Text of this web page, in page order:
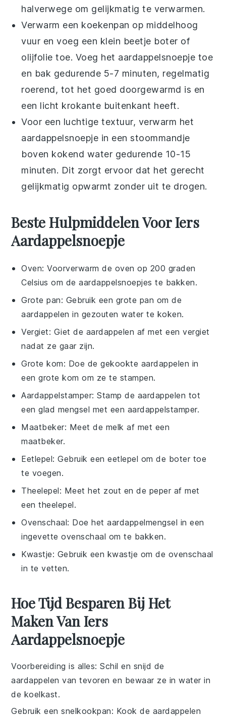
halverwege om gelijkmatig te verwarmen.
Verwarm een koekenpan op middelhoog
vuur en voeg een klein beetje boter of
olijfolie toe. Voeg het aardappelsnoepje toe
en bak gedurende 5-7 minuten, regelmatig
roerend, tot het goed doorgewarmd is en
een licht krokante buitenkant heeft.
Voor een luchtige textuur, verwarm het
aardappelsnoepje in een stoommandje
boven kokend water gedurende 10-15
minuten. Dit zorgt ervoor dat het gerecht
gelijkmatig opwarmt zonder uit te drogen.
Beste Hulpmiddelen Voor Iers
Aardappelsnoepje
Oven: Voorverwarm de oven op 200 graden
Celsius om de aardappelsnoepjes te bakken.
Grote pan: Gebruik een grote pan om de
aardappelen in gezouten water te koken.
Vergiet: Giet de aardappelen af met een vergiet
nadat ze gaar zijn.
Grote kom: Doe de gekookte aardappelen in
een grote kom om ze te stampen.
Aardappelstamper: Stamp de aardappelen tot
een glad mengsel met een aardappelstamper.
Maatbeker: Meet de melk af met een
maatbeker.
Eetlepel: Gebruik een eetlepel om de boter toe
te voegen.
Theelepel: Meet het zout en de peper af met
een theelepel.
Ovenschaal: Doe het aardappelmengsel in een
ingevette ovenschaal om te bakken.
Kwastje: Gebruik een kwastje om de ovenschaal
in te vetten.
Hoe Tijd Besparen Bij Het
Maken Van Iers
Aardappelsnoepje
Voorbereiding is alles: Schil en snijd de
aardappelen van tevoren en bewaar ze in water in
de koelkast.
Gebruik een snelkookpan: Kook de aardappelen